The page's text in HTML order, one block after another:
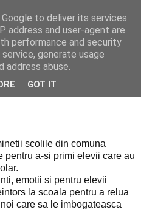
de informație și opinie;
scolile din comuna
pentru a-si primi elevii care au
emotii si pentru elevii
la scoala pentru a relua
care sa le imbogateasca
to deliver its services
address and user-agent are
performance and security
generate usage
abuse.
GOT IT